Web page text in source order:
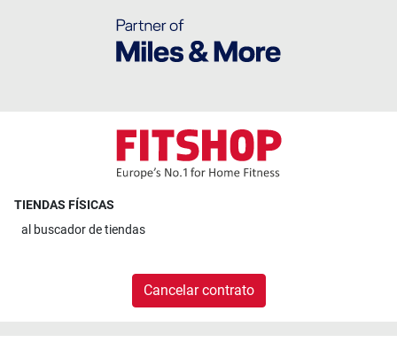
TIENDAS FÍSICAS
al buscador de tiendas
Cancelar contrato